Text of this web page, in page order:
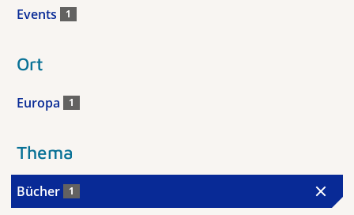
Events 1
Ort
Europa 1
Thema
Bücher 1